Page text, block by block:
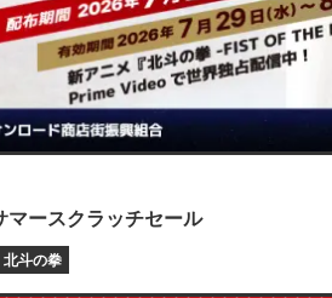
ースクラッチセール
北斗の拳